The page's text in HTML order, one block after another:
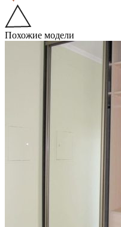
Похожие модели